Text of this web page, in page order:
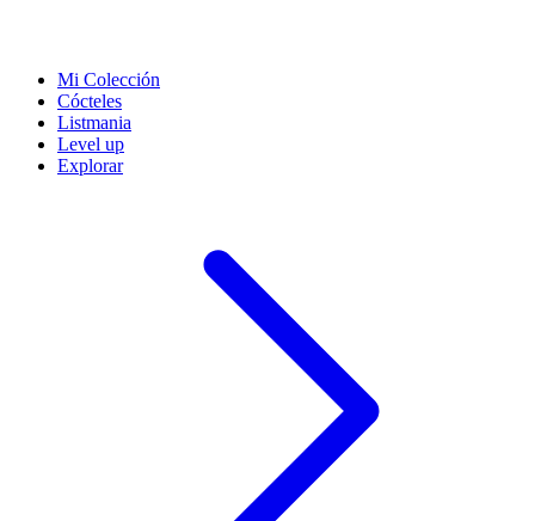
Mi Colección
Cócteles
Listmania
Level up
Explorar